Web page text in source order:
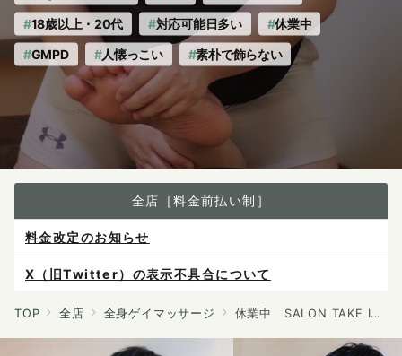
18歳以上・20代
対応可能日多い
休業中
GMPD
人懐っこい 素朴で飾らない
全店［料金前払い制］
X（旧Twitter）の表示不具合について
ご予約は各店へ直接お問い合わせください。
料金は当日施術前にお支払いください。
感染症防止対策について
TOP 全店 全身ゲイマッサージ 休業中 SALON TAKE IT EASY